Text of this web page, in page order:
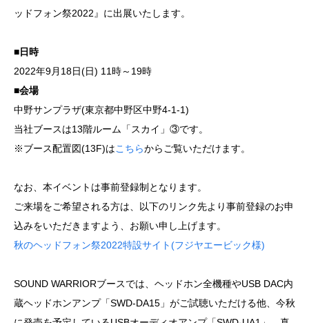
ッドフォン祭2022』に出展いたします。
■日時
2022年9月18日(日) 11時～19時
■会場
中野サンプラザ(東京都中野区中野4-1-1)
当社ブースは13階ルーム「スカイ」③です。
※ブース配置図(13F)はこちらからご覧いただけます。
なお、本イベントは事前登録制となります。
ご来場をご希望される方は、以下のリンク先より事前登録のお申
込みをいただきますよう、お願い申し上げます。
秋のヘッドフォン祭2022特設サイト(フジヤエービック様)
SOUND WARRIORブースでは、ヘッドホン全機種やUSB DAC内
蔵ヘッドホンアンプ「SWD-DA15」がご試聴いただける他、今秋